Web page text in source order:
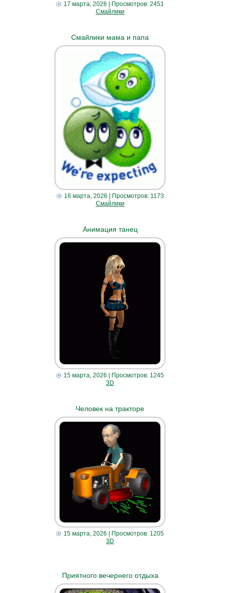
17 марта, 2026 | Просмотров: 2451
Смайлики
Смайлики мама и папа
16 марта, 2026 | Просмотров: 1173
Смайлики
Анимация танец
15 марта, 2026 | Просмотров: 1245
3D
Человек на тракторе
15 марта, 2026 | Просмотров: 1205
3D
Приятного вечернего отдыха